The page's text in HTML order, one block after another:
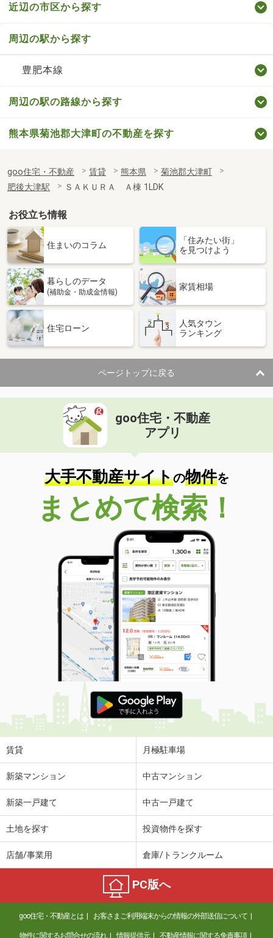
近辺の市区から探す
周辺の駅から探す
豊肥本線
周辺の駅の路線から探す
熊本県菊池郡大津町の不動産を探す
goo住宅・不動産 賃貸 熊本県
菊池郡大津町
肥後大津駅
ＳＡＫＵＲＡ Ａ棟 1LDK
お役立ち情報
住まいのコラム
「住みたい街」
を見つけよう
暮らしのデータ
(補助金・助成金情報)
家賃相場
住宅ローン
人気タウン
ランキング
ページトップに戻る
goo住宅・不動産
アプリ
大手不動産サイトの物件を
まとめて検索！
賃貸 月極駐車場
新築マンション 中古マンション
新築一戸建て 中古一戸建て
土地を探す 投資物件を探す
店舗/事業用 倉庫/トランクルーム
PC版へ
goo住宅・不動産とは お客さまご利用端末からの情報の外部送信について
物件に関するお問合せの流れ 情報提供元 不動産情報に関する免責事項